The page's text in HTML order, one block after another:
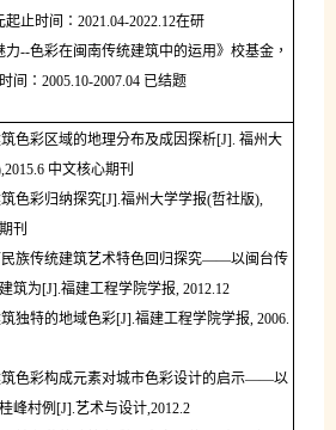
起止时间： 2021.04-2022.12在研
力--色彩在闽南传统建筑中的运用》校基金，
间： 2005.10-2007.04 已结题
色彩区域的地理分布及成因探析[J]. 福州大
中文核心期刊
色彩归纳探究[J].福州大学学报(哲社版),
刊
族传统建筑艺术特色回归探究——以闽台传
筑为[J].福建工程学院学报, 2012.12
独特的地域色彩[J].福建工程学院学报, 2006.
色彩构成元素对城市色彩设计的启示——以
峰村例 [J].艺术与设计,2012.2